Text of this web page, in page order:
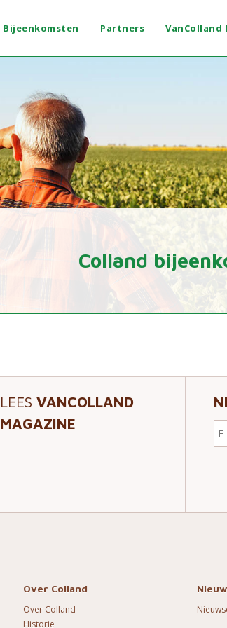
Bijeenkomsten Partners VanColland
Colland
LEES VANCOLLAND
MAGAZINE
Over Colland
Over Colland
Historie